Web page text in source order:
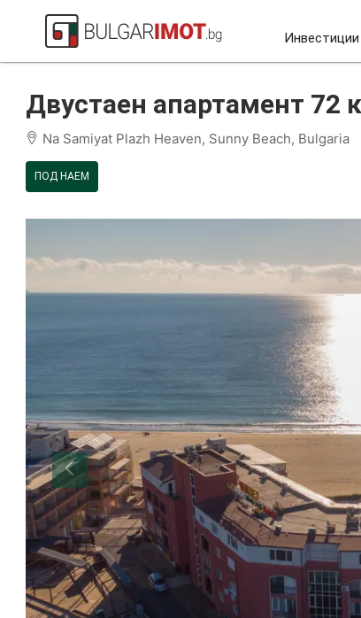
Инвестиции
Двустаен апартамент
Na Samiyat Plazh Heaven, Sunny Beach, Bulgaria
ПОД НАЕМ